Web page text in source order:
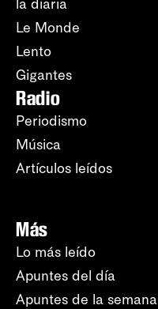
la diaria
Le Monde
Lento
Gigantes
Radio
Periodismo
Música
Artículos leídos
Más
Lo más leído
Apuntes del día
Apuntes de la semana